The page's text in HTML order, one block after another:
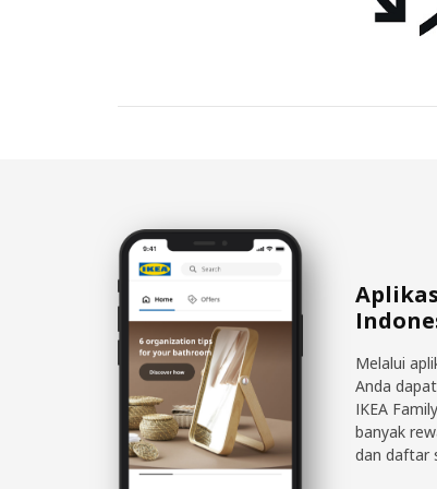
Melalui
Anda
IKEA
banyak
dan daftar